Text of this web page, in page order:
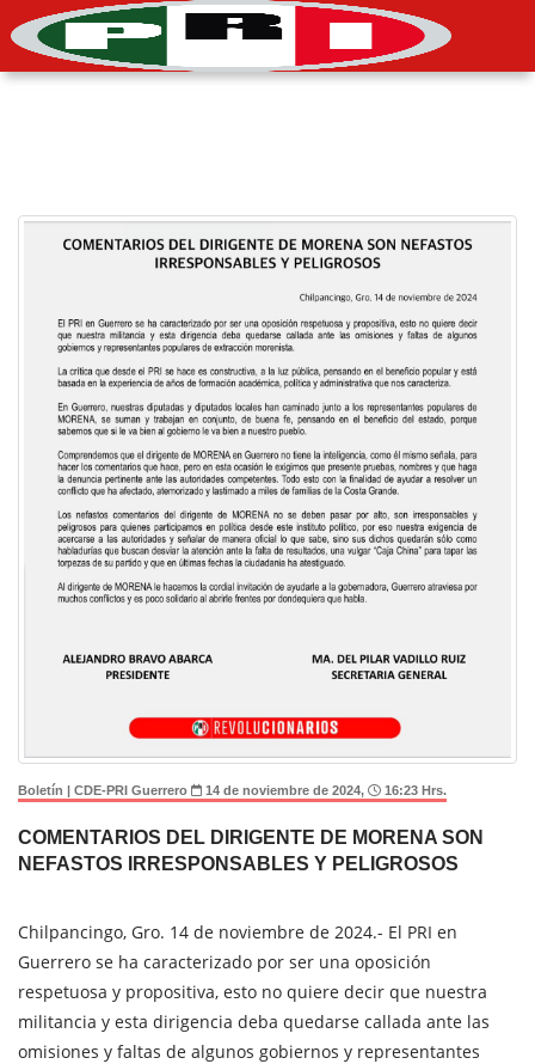
Boletín | CDE-PRI Guerrero 14 de noviembre de 2024, 16:23 Hrs.
COMENTARIOS DEL DIRIGENTE DE MORENA SON
NEFASTOS IRRESPONSABLES Y PELIGROSOS
Chilpancingo, Gro. 14 de noviembre de 2024.- El PRI en
Guerrero se ha caracterizado por ser una oposición
respetuosa y propositiva, esto no quiere decir que nuestra
militancia y esta dirigencia deba quedarse callada ante las
omisiones y faltas de algunos gobiernos y representantes